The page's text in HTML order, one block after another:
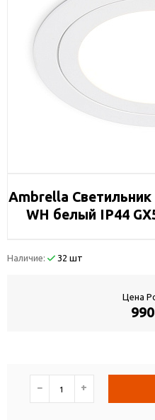
Ambrella
WH белый IP44
Наличие: 32 шт
Цена
− +